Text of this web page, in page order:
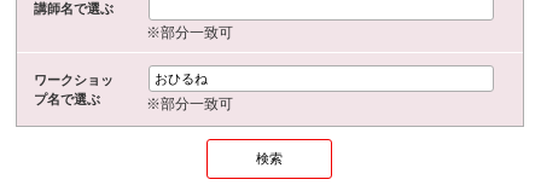
講師名で選ぶ
※部分一致可
ワークショッ
プ名で選ぶ
※部分一致可